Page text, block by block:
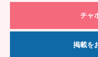
チャ
掲載を